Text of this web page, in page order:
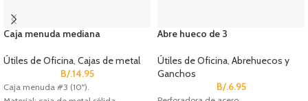
Caja menuda mediana
Útiles de Oficina, Cajas de metal
B/.14.95
Caja menuda #3 (10").
Abre hueco de 3
Útiles de Oficina, Abrehuecos y
Ganchos
B/.6.95